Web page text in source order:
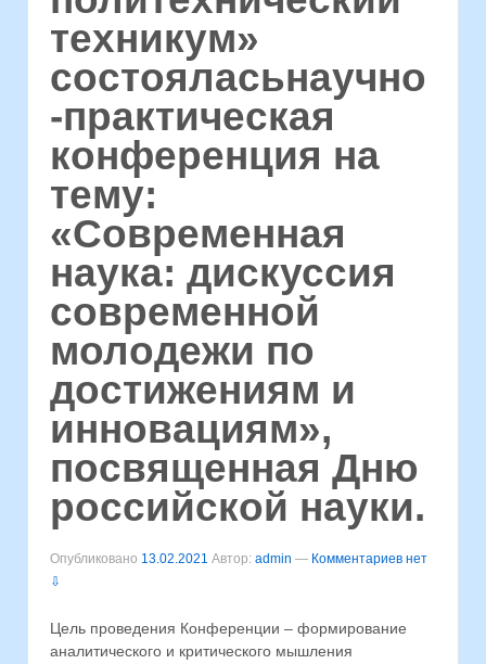
техникум»
состояласьнаучно
-практическая
конференция на
тему:
«Современная
наука: дискуссия
современной
молодежи по
достижениям и
инновациям»,
посвященная Дню
российской науки.
Опубликовано 13.02.2021 Автор: admin — Комментариев нет
⇩
Цель проведения Конференции – формирование
аналитического и критического мышления